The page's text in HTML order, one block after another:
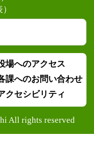
場へのアクセス
課へのお問い合わせ
クセシビリティ
All rights reserved